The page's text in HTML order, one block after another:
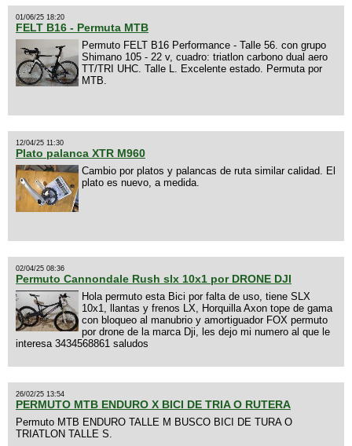
01/06/25 18:20
FELT B16 - Permuta MTB
Permuto FELT B16 Performance - Talle 56. con grupo
Shimano 105 - 22 v, cuadro: triatlon carbono dual aero
TT/TRI UHC. Talle L. Excelente estado. Permuta por
MTB.
12/04/25 11:30
Plato palanca XTR M960
Cambio por platos y palancas de ruta similar calidad. El
plato es nuevo, a medida.
02/04/25 08:36
Permuto Cannondale Rush slx 10x1 por DRONE DJI
Hola permuto esta Bici por falta de uso, tiene SLX
10x1, llantas y frenos LX, Horquilla Axon tope de gama
con bloqueo al manubrio y amortiguador FOX permuto
por drone de la marca Dji, les dejo mi numero al que le
interesa 3434568861 saludos
26/02/25 13:54
PERMUTO MTB ENDURO X BICI DE TRIA O RUTERA
Permuto MTB ENDURO TALLE M BUSCO BICI DE TURA O
TRIATLON TALLE S.